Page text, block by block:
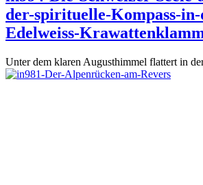
der-spirituelle-Kompass-
Edelweiss-
Unter dem klaren Augusthimmel flattert in